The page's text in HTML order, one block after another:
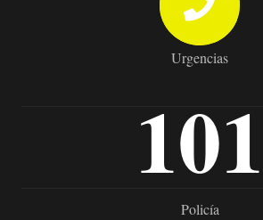
Urgencias
101
Policía